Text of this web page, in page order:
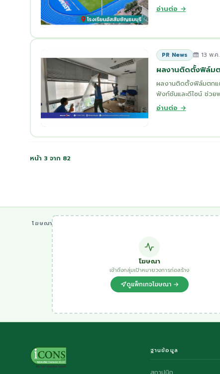
อ่านต่อ →
PR News 13 พ.
ผลงานติดตั้งฟิล์ม
ผลงานติดตั้งฟิล์มตกแ
ฟังก์ชันและดีไซน์ ช่วย
อ่านต่อ →
หน้า 3 จาก 82
โฆษณา
โฆษณา
เข้าถึงกลุ่มเป้าหมายวงการก่อสร้าง
ดูแพ็กเกจโฆษณา →
ฐานข้อมูล